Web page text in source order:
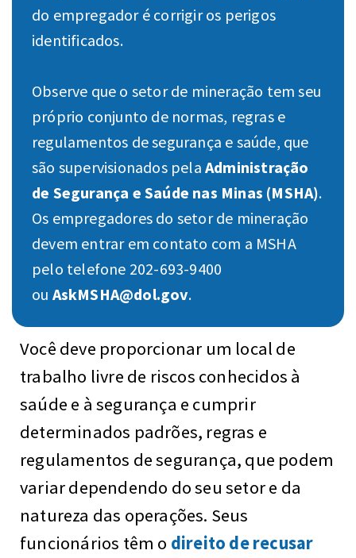
Você deve proporcionar um local de
trabalho livre de riscos conhecidos à
saúde e à segurança e cumprir
determinados padrões, regras e
regulamentos de segurança, que podem
variar dependendo do seu setor e da
natureza das operações. Seus
funcionários têm o direito de recusar
do empregador é corrigir os perigos
identificados.
Observe que o setor de mineração tem seu
próprio conjunto de normas, regras e
regulamentos de segurança e saúde, que
são supervisionados pela Administração
de Segurança e Saúde nas Minas (MSHA).
Os empregadores do setor de mineração
devem entrar em contato com a MSHA
pelo telefone 202-693-9400
ou AskMSHA@dol.gov.